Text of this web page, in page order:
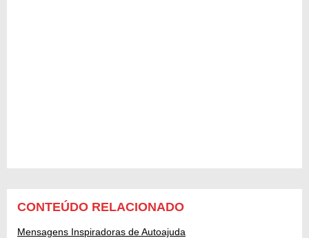
CONTEÚDO RELACIONADO
Mensagens Inspiradoras de Autoajuda